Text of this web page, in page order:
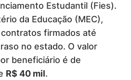
Estudantil (Fies).
da Educação (MEC),
contratos firmados até
no estado. O valor
beneficiário é de
R$ 40 mil.